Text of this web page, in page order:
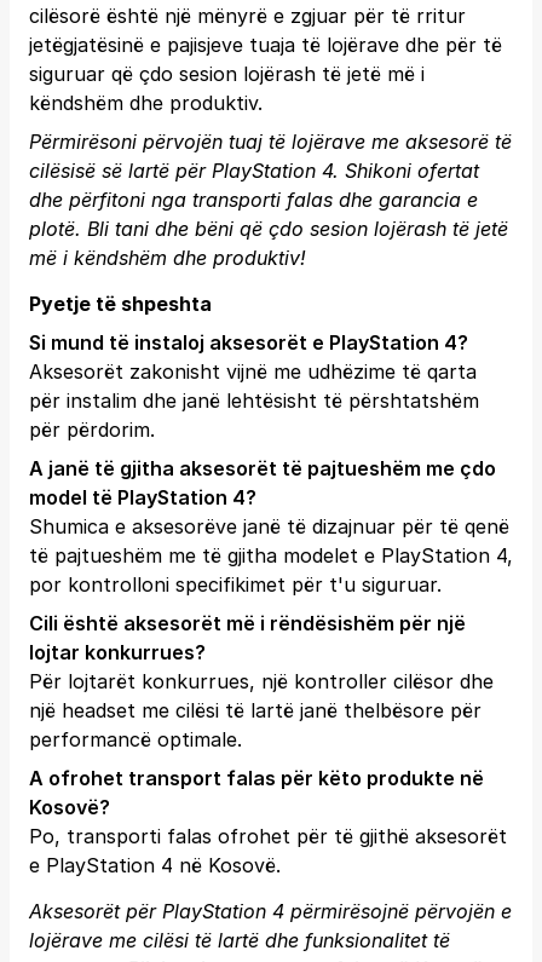
cilësorë është një mënyrë e zgjuar për të rritur
jetëgjatësinë e pajisjeve tuaja të lojërave dhe për të
siguruar që çdo sesion lojërash të jetë më i
këndshëm dhe produktiv.
Përmirësoni përvojën tuaj të lojërave me aksesorë të
cilësisë së lartë për PlayStation 4. Shikoni ofertat
dhe përfitoni nga transporti falas dhe garancia e
plotë. Bli tani dhe bëni që çdo sesion lojërash të jetë
më i këndshëm dhe produktiv!
Pyetje të shpeshta
Si mund të instaloj aksesorët e PlayStation 4?
Aksesorët zakonisht vijnë me udhëzime të qarta
për instalim dhe janë lehtësisht të përshtatshëm
për përdorim.
A janë të gjitha aksesorët të pajtueshëm me çdo
model të PlayStation 4?
Shumica e aksesorëve janë të dizajnuar për të qenë
të pajtueshëm me të gjitha modelet e PlayStation 4,
por kontrolloni specifikimet për t'u siguruar.
Cili është aksesorët më i rëndësishëm për një
lojtar konkurrues?
Për lojtarët konkurrues, një kontroller cilësor dhe
një headset me cilësi të lartë janë thelbësore për
performancë optimale.
A ofrohet transport falas për këto produkte në
Kosovë?
Po, transporti falas ofrohet për të gjithë aksesorët
e PlayStation 4 në Kosovë.
Aksesorët për PlayStation 4 përmirësojnë përvojën e
lojërave me cilësi të lartë dhe funksionalitet të